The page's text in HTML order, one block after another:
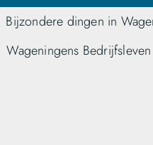
Bijzondere dingen in
Wageningens Bedrijfsleven